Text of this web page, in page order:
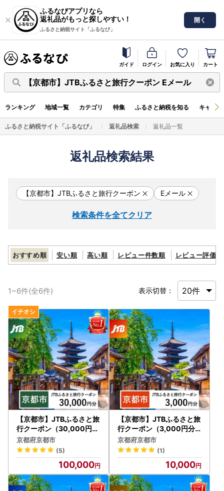
ふるなびアプリなら
返礼品がもっと探しやすい！
ふるさと納税サイト「ふるなび」
開く
ガイド ログイン お気に入り カート
【京都市】JTBふるさと旅行クーポン Eメール
ランキング 地域一覧 カテゴリ 特集 ふるさと納税を知る キャン
ふるさと納税サイト「ふるなび」 返礼品検索 返礼品一覧
返礼品検索結果
【京都市】JTBふるさと旅行クーポン Eメール
検索条件を全てクリア
おすすめ順 安い順 高い順 レビュー件数順 レビュー評価順
1~6件(全6件) 表示切替：
【京都市】JTBふるさと旅
行クーポン（30,000円分
）有効期間3年（Eメール
発行）｜予約 宿泊 観光 体
験 温泉 ホテル 旅館 チケッ
ト 子供 子連れ カップル 家
族 店頭 オンライン ネット
電話 京都
京都府京都市
(5)
100,000
【京都市】JTBふるさと旅
行クーポン（3,000円分
）有効期間3年（Eメール
発行）｜予約 宿泊 観光 体
験 温泉 ホテル 旅館 チケッ
ト 子供 子連れ カップル 家
族 店頭 オンライン ネット
電話 京都
京都府京都市
(1)
10,000